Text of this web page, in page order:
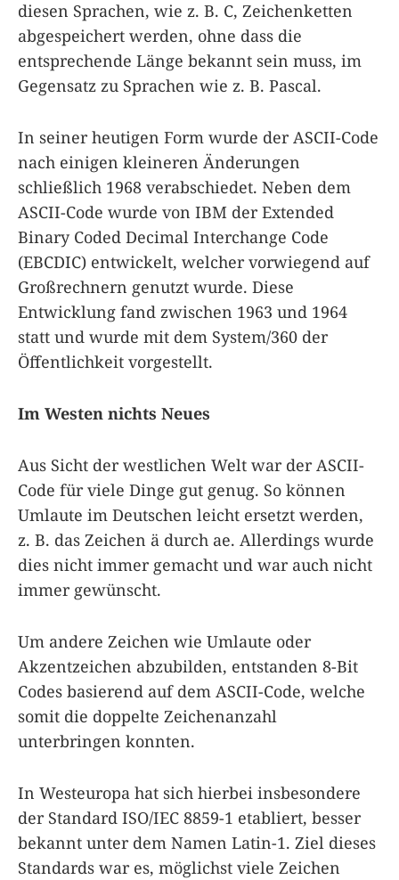
diesen Sprachen, wie z. B. C, Zeichenketten
abgespeichert werden, ohne dass die
entsprechende Länge bekannt sein muss, im
Gegensatz zu Sprachen wie z. B. Pascal.
In seiner heutigen Form wurde der ASCII-Code
nach einigen kleineren Änderungen
schließlich 1968 verabschiedet. Neben dem
ASCII-Code wurde von IBM der Extended
Binary Coded Decimal Interchange Code
(EBCDIC) entwickelt, welcher vorwiegend auf
Großrechnern genutzt wurde. Diese
Entwicklung fand zwischen 1963 und 1964
statt und wurde mit dem System/360 der
Öffentlichkeit vorgestellt.
Im Westen nichts Neues
Aus Sicht der westlichen Welt war der ASCII-
Code für viele Dinge gut genug. So können
Umlaute im Deutschen leicht ersetzt werden,
z. B. das Zeichen ä durch ae. Allerdings wurde
dies nicht immer gemacht und war auch nicht
immer gewünscht.
Um andere Zeichen wie Umlaute oder
Akzentzeichen abzubilden, entstanden 8-Bit
Codes basierend auf dem ASCII-Code, welche
somit die doppelte Zeichenanzahl
unterbringen konnten.
In Westeuropa hat sich hierbei insbesondere
der Standard ISO/IEC 8859-1 etabliert, besser
bekannt unter dem Namen Latin-1. Ziel dieses
Standards war es, möglichst viele Zeichen